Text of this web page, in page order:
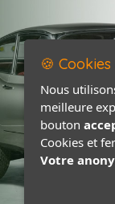
🍪
Nous
meilleure
bouton
Cookies et
Votre